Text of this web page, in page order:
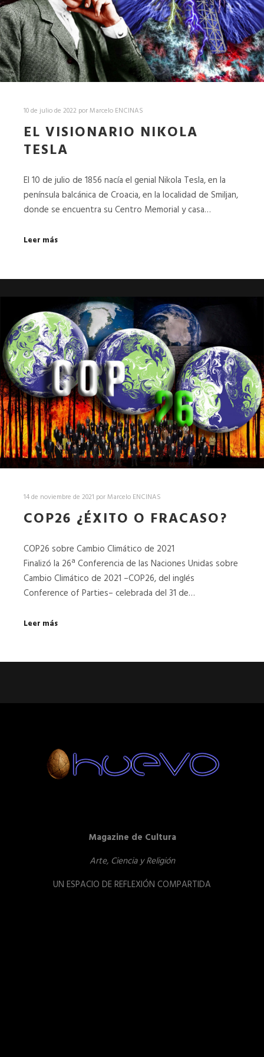
10 de julio de 2022 porMarcelo ENCINAS
EL VISIONARIO NIKOLA
TESLA
El 10 de julio de 1856 nacía el genial Nikola Tesla, en la
península balcánica de Croacia, en la localidad de Smiljan,
donde se encuentra su Centro Memorial y casa…
Leer más
14 de noviembre de 2021 porMarcelo ENCINAS
COP26 ¿ÉXITO O FRACASO?
COP26 sobre Cambio Climático de 2021
Finalizó la 26ª Conferencia de las Naciones Unidas sobre
Cambio Climático de 2021 –COP26, del inglés
Conference of Parties– celebrada del 31 de…
Leer más
Magazine de Cultura
Arte, Ciencia y Religión
UN ESPACIO DE REFLEXIÓN COMPARTIDA